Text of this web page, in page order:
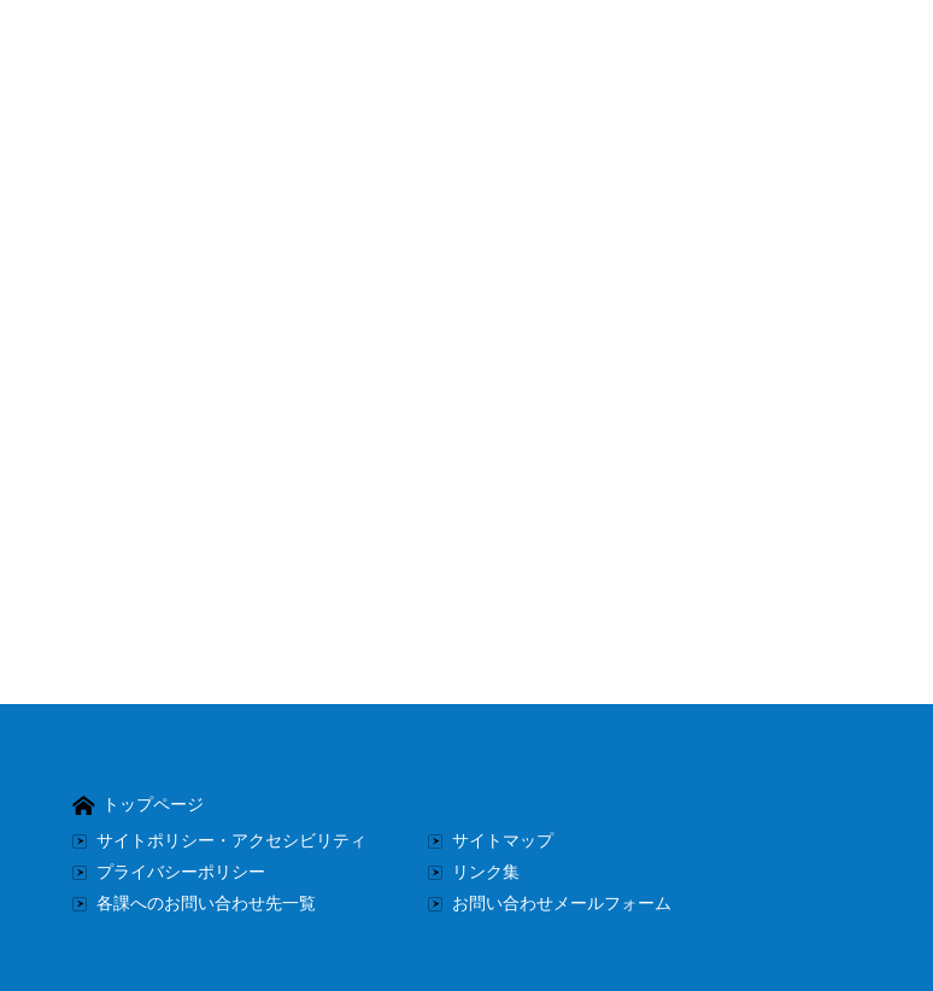
トップページ
サイトポリシー・アクセシビリティ
サイトマップ
プライバシーポリシー
リンク集
各課へのお問い合わせ先一覧
お問い合わせメールフォーム